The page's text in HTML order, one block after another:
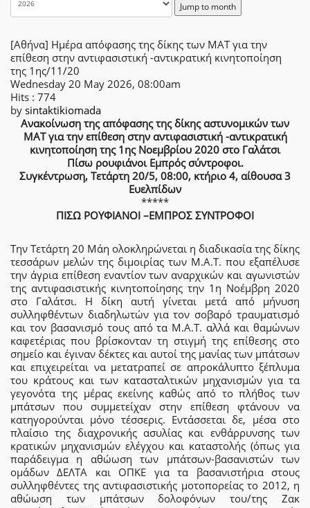
Jump to month
[Αθήνα] Ημέρα απόφασης της δίκης των ΜΑΤ για την
επίθεση στην αντιφασιστική -αντικρατική κινητοποίηση
της 1ης/11/20
Wednesday 20 May 2026, 08:00am
Hits : 774
by sintaktikiomada
Ανακοίνωση της απόφασης της δίκης αστυνομικών των
ΜΑΤ για την επίθεση στην αντιφασιστική -αντικρατική
κινητοποίηση της 1ης Νοεμβρίου 2020 στο Γαλάτσι
Πίσω ρουφιάνοι Εμπρός σύντροφοι.
Συγκέντρωση, Τετάρτη 20/5, 08:00, κτήριο 4, αίθουσα 3
Ευελπίδων
*****
ΠΙΣΩ ΡΟΥΦΙΑΝΟΙ –ΕΜΠΡΟΣ ΣΥΝΤΡΟΦΟΙ
Την Τετάρτη 20 Μάη ολοκληρώνεται η διαδικασία της δίκης
τεσσάρων μελών της διμοιρίας των Μ.Α.Τ. που εξαπέλυσε
την άγρια επίθεση εναντίον των αναρχικών και αγωνιστών
της αντιφασιστικής κινητοποίησης την 1η Νοέμβρη 2020
στο Γαλάτσι. Η δίκη αυτή γίνεται μετά από μήνυση
συλληφθέντων διαδηλωτών για τον σοβαρό τραυματισμό
και τον βασανισμό τους από τα Μ.Α.Τ. αλλά και θαμώνων
καφετέριας που βρίσκονταν τη στιγμή της επίθεσης στο
σημείο και έγιναν δέκτες και αυτοί της μανίας των μπάτσων
και επιχειρείται να μετατραπεί σε απροκάλυπτο ξέπλυμα
του κράτους και των κατασταλτικών μηχανισμών για τα
γεγονότα της μέρας εκείνης καθώς από το πλήθος των
μπάτσων που συμμετείχαν στην επίθεση φτάνουν να
κατηγορούνται μόνο τέσσερις. Εντάσσεται δε, μέσα στο
πλαίσιο της διαχρονικής ασυλίας και ενθάρρυνσης των
κρατικών μηχανισμών ελέγχου και καταστολής (όπως για
παράδειγμα η αθώωση των μπάτσων-βασανιστών των
ομάδων ΔΕΛΤΑ και ΟΠΚΕ για τα βασανιστήρια στους
συλληφθέντες της αντιφασιστικής μοτοπορείας το 2012, η
αθώωση των μπάτσων δολοφόνων του/της Ζακ